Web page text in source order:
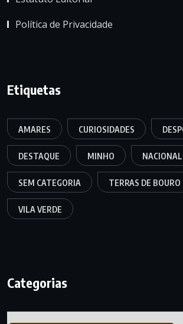
Política de Privacidade
Etiquetas
AMARES CURIOSIDADES
DESTAQUE MINHO NACIONAL
SEM CATEGORIA TERRAS DE BOURO
VILA VERDE
Categorias